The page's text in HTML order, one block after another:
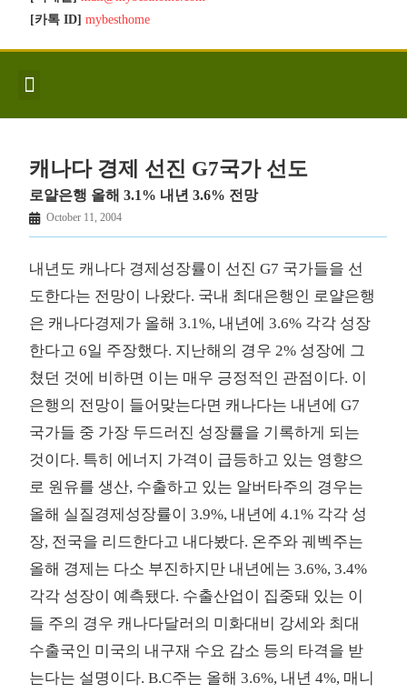
[카톡 ID] mybesthome
캐나다 경제 선진 G7국가 선도
로얄은행 올해 3.1% 내년 3.6% 전망
October 11, 2004
내년도 캐나다 경제성장률이 선진 G7 국가들을 선
도한다는 전망이 나왔다. 국내 최대은행인 로얄은행
은 캐나다경제가 올해 3.1%, 내년에 3.6% 각각 성장
한다고 6일 주장했다. 지난해의 경우 2% 성장에 그
쳤던 것에 비하면 이는 매우 긍정적인 관점이다. 이
은행의 전망이 들어맞는다면 캐나다는 내년에 G7
국가들 중 가장 두드러진 성장률을 기록하게 되는
것이다. 특히 에너지 가격이 급등하고 있는 영향으
로 원유를 생산, 수출하고 있는 알버타주의 경우는
올해 실질경제성장률이 3.9%, 내년에 4.1% 각각 성
장, 전국을 리드한다고 내다봤다. 온주와 궤벡주는
올해 경제는 다소 부진하지만 내년에는 3.6%, 3.4%
각각 성장이 예측됐다. 수출산업이 집중돼 있는 이
들 주의 경우 캐나다달러의 미화대비 강세와 최대
수출국인 미국의 내구재 수요 감소 등의 타격을 받
는다는 설명이다. B.C주는 올해 3.6%, 내년 4%, 매니